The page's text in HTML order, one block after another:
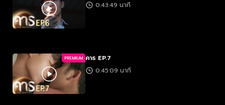
0:43:49 นาที
PREMIUM คาธ EP.7
0:45:09 นาที